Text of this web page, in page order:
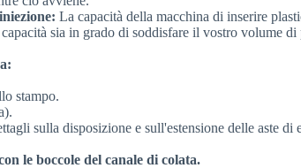
La capacità della macchina di inserire
sia in grado di soddisfare il vostro volume
stampo.
sulla disposizione e sull'estensione delle aste di
le boccole del canale di colata.